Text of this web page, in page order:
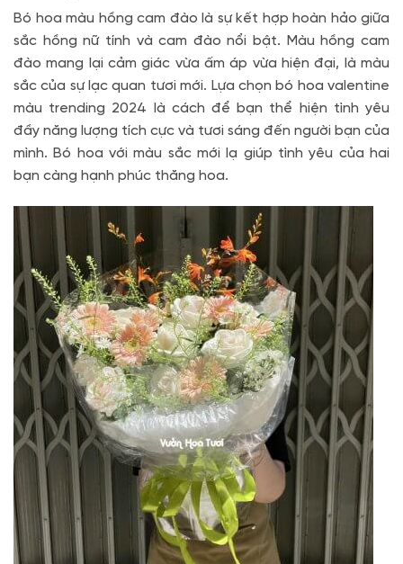
Bó hoa màu hồng cam đào là sự kết hợp hoàn hảo giữa
sắc hồng nữ tính và cam đào nổi bật. Màu hồng cam
đào mang lại cảm giác vừa ấm áp vừa hiện đại, là màu
sắc của sự lạc quan tươi mới. Lựa chọn bó hoa valentine
màu trending 2024 là cách để bạn thể hiện tình yêu
đầy năng lượng tích cực và tươi sáng đến người bạn của
mình. Bó hoa với màu sắc mới lạ giúp tình yêu của hai
bạn càng hạnh phúc thăng hoa.